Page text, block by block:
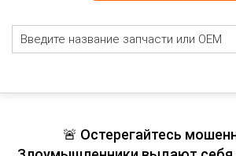
🚨 Остерегайтесь